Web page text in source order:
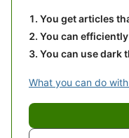
You get articles
You can
You can use dark
What you can do